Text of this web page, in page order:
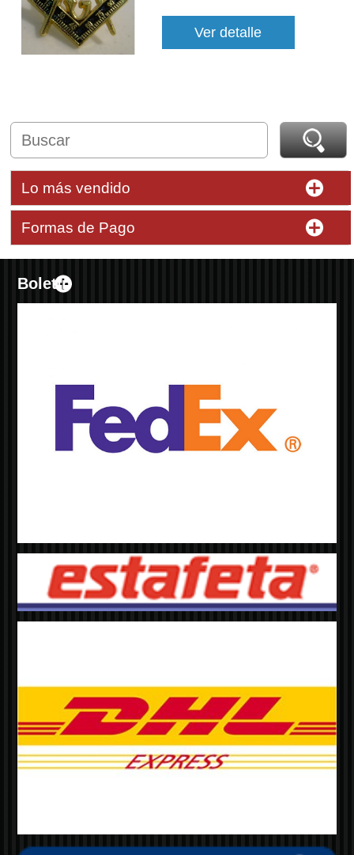
Ver detalle
Lo más vendido
Formas de Pago
Boletín